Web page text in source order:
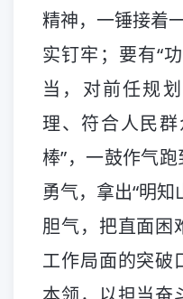
精神，一锤接着
实钉牢；要有“
当，对前任规
理、符合人民
棒”，一鼓作气
勇气，拿出“明
胆气，把直面困
工作局面的突破